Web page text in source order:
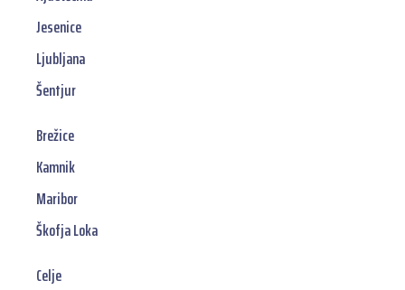
Jesenice
Ljubljana
Šentjur
Brežice
Kamnik
Maribor
Škofja Loka
Celje